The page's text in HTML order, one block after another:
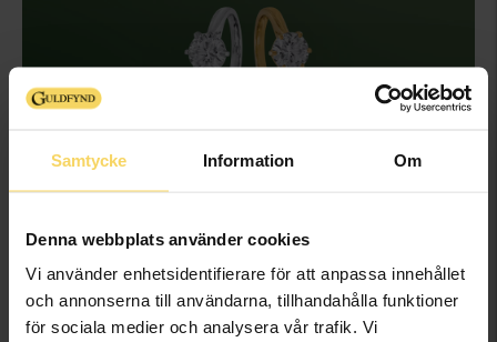
Samtycke Information Om
Denna webbplats använder cookies
Vi använder enhetsidentifierare för att anpassa innehållet
och annonserna till användarna, tillhandahålla funktioner
för sociala medier och analysera vår trafik. Vi
FENIA LAB GROWN DIAMONDS
Feniaerbjuder ett modernt val av klassiska vigsel- och
labbodlade men har samma egenskaper som
naturliga diamanter. Varje smycke är tillverkat i
återvunnet 18K guld med labbodlade diamanter av
hög kvalitet.